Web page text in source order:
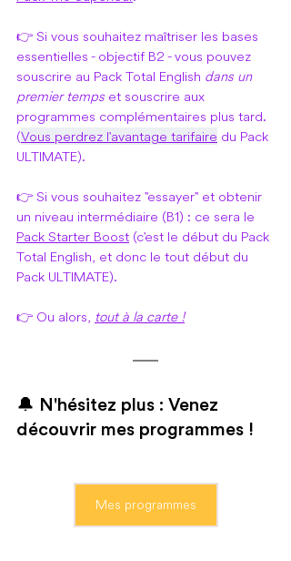
👉 Si vous souhaitez maîtriser les bases
essentielles - objectif B2 - vous pouvez
souscrire au Pack Total English dans un
premier temps et souscrire aux
programmes complémentaires plus tard.
(Vous perdrez l'avantage tarifaire du Pack
ULTIMATE).
👉 Si vous souhaitez "essayer" et obtenir
un niveau intermédiaire (B1) : ce sera le
Pack Starter Boost (c'est le début du Pack
Total English, et donc le tout début du
Pack ULTIMATE).
👉 Ou alors, tout à la carte !
🔔 N'hésitez plus : Venez
découvrir mes programmes !
Mes programmes